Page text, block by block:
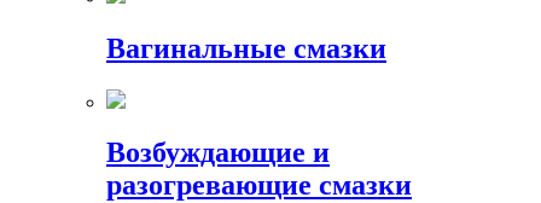
Вагинальные смазки
Возбуждающие и
разогревающие смазки